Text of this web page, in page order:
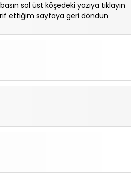
sol üst köşedeki yazıya tıklayın
ettiğim sayfaya geri döndün